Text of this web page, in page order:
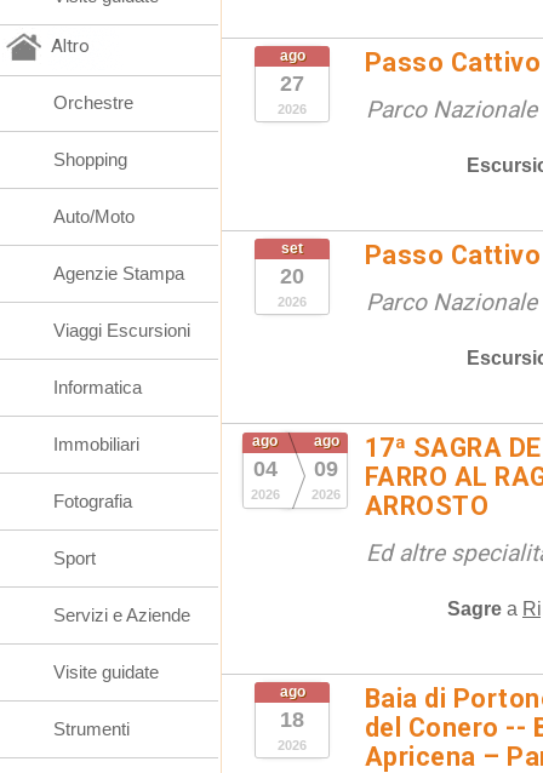
ago
27
2026
Passo
Parco
set
20
2026
Passo
Parco
ago
04
2026
ago
09
2026
17ª SAGRA
FARRO AL
ARROSTO
Ed altre
Sagre a
ago
18
2026
Baia di
del Conero --
Apricena –
Altro
Orchestre
Shopping
Auto/Moto
Agenzie Stampa
Viaggi Escursioni
Informatica
Immobiliari
Fotografia
Sport
Servizi e Aziende
Visite guidate
Strumenti